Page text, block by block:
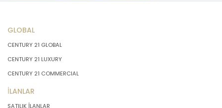
GLOBAL
CENTURY 21 GLOBAL
CENTURY 21 LUXURY
CENTURY 21 COMMERCIAL
İLANLAR
SATILIK İLANLAR